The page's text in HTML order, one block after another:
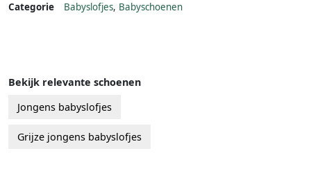
Categorie
Babyslofjes, Babyschoenen
Bekijk relevante schoenen
Jongens babyslofjes
Grijze jongens babyslofjes